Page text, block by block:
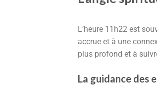
L’heure 11h22 est
accrue et à une
plus profond et à
La guidance des